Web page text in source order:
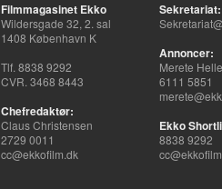
Filmmagasinet Ekko
Wildersgade 32, 2. sal
1408 København K
Tlf. 8838 9292
CVR. 3468 8443
Chefredaktør:
Claus Christensen
2729 0011
cc@ekkofilm.dk
Sekretariat:
Annoncer:
Merete
6111 5851
Ekko
8838 9292